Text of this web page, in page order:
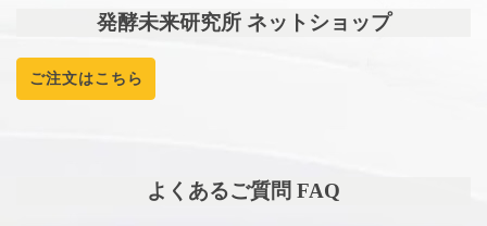
発酵未来研究所 ネットショップ
ご注文はこちら
よくあるご質問 FAQ